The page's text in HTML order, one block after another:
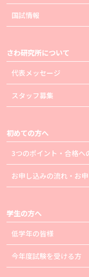
国試情報
さわ研究所について
代表メッセージ
スタッフ募集
初めての方へ
3つのポイント・合格へ
お申し込みの流れ・お
学生の方へ
低学年の皆様
今年度試験を受ける方